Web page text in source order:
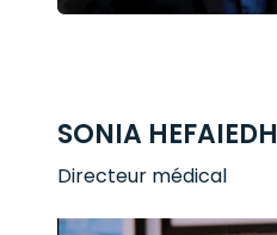
SONIA HEFAIEDH
Directeur médical